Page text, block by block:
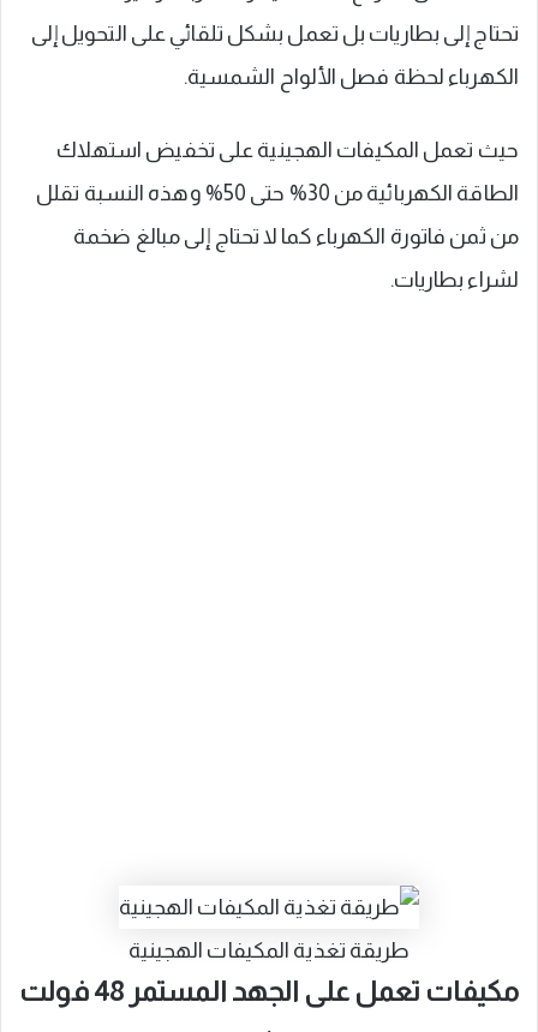
تحتاج إلى بطاريات بل تعمل بشكل تلقائي على التحويل إلى
الكهرباء لحظة فصل الألواح الشمسية.
حيث تعمل المكيفات الهجينية على تخفيض استهلاك
الطاقة الكهربائية من 30% حتى 50% وهذه النسبة تقلل
من ثمن فاتورة الكهرباء كما لا تحتاج إلى مبالغ ضخمة
لشراء بطاريات.
طريقة تغذية المكيفات الهجينية
مكيفات تعمل على الجهد المستمر 48 فولت